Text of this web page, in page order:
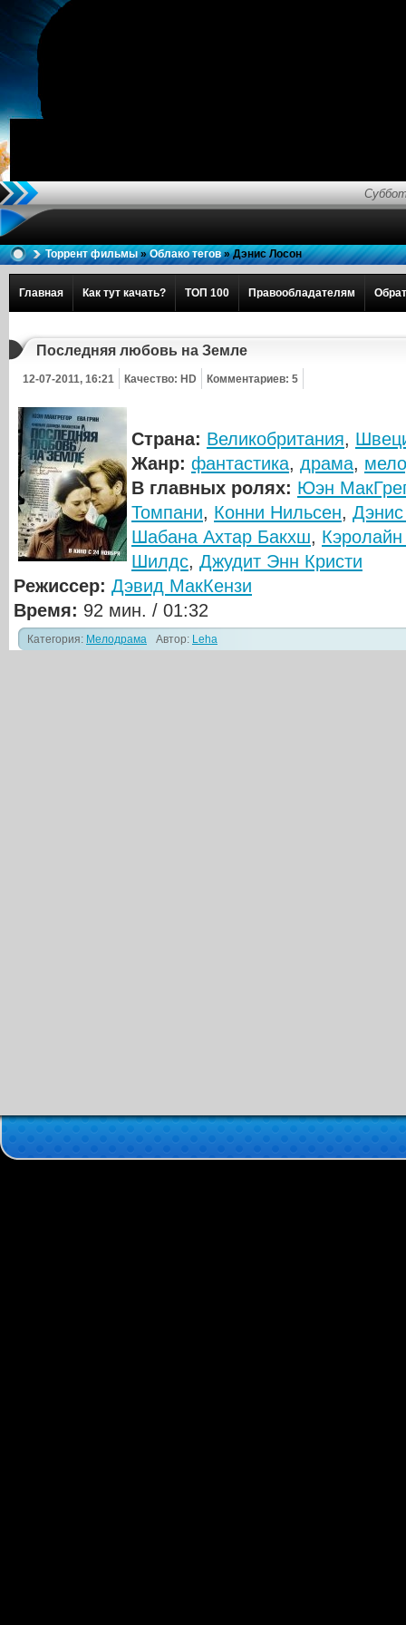
Торрент фильмы»Облако тегов» Дэнис Лосон
Главная Как тут качать? ТОП 100 Правообладателям
Последняя любовь на Земле
12-07-2011, 16:21 Качество: HD Комментариев: 5
Страна: Великобритания,
Жанр: фантастика, драма,
В главных ролях: Юэн
Томпани, Конни Нильсен,
Шабана Ахтар Бакхш,
Шилдс, Джудит Энн Кристи
Режиссер: Дэвид МакКензи
Время: 92 мин. / 01:32
Категория: Мелодрама Автор: Leha